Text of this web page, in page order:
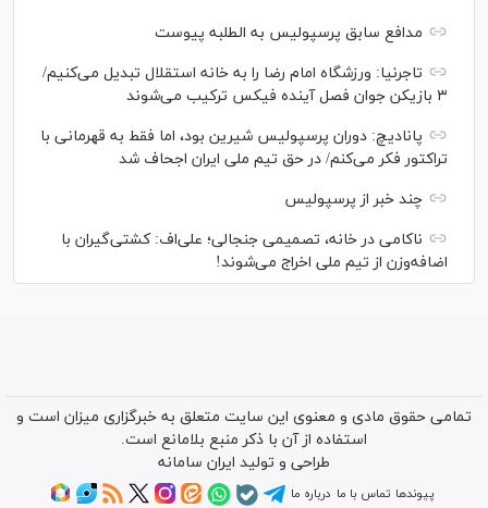
مدافع سابق پرسپولیس به الطلبه پیوست
تاجرنیا: ورزشگاه امام رضا را به خانه استقلال تبدیل می‌کنیم/
۳ بازیکن جوان فصل آینده فیکس ترکیب می‌شوند
پانادیچ: دوران پرسپولیس شیرین بود، اما فقط به قهرمانی با
تراکتور فکر می‌کنم/ در حق تیم ملی ایران اجحاف شد
چند خبر از پرسپولیس
ناکامی در خانه، تصمیمی جنجالی؛ علی‌اف: کشتی‌گیران با
اضافه‌وزن از تیم ملی اخراج می‌شوند!
تمامی حقوق مادی و معنوی این سایت متعلق به خبرگزاری میزان است و
استفاده از آن با ذکر منبع بلامانع است.
طراحی و تولید ایران سامانه
پیوندها تماس با ما درباره ما